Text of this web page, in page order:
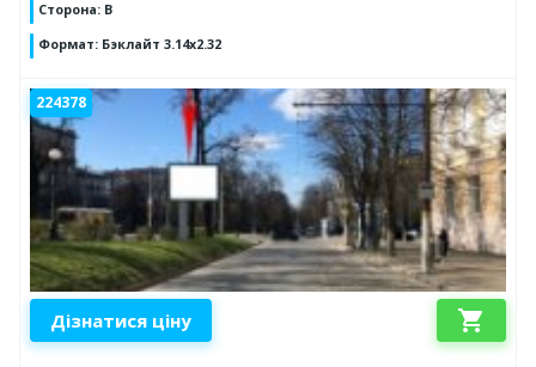
Сторона: В
Формат: Бэклайт 3.14х2.32
224378
Дізнатися ціну shopping_cart